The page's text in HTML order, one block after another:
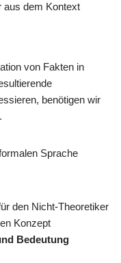
aus dem Kontext
von Fakten in
benötigen wir
.
Sprache
den Nicht-Theoretiker
Konzept
Bedeutung